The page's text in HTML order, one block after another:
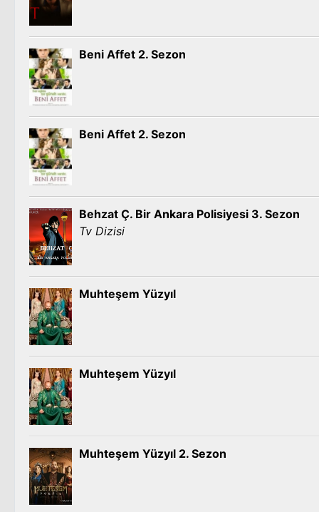
Beni Affet 2. Sezon
Beni Affet 2. Sezon
Behzat Ç. Bir Ankara Polisiyesi 3. Sezon
Tv Dizisi
Muhteşem Yüzyıl
Muhteşem Yüzyıl
Muhteşem Yüzyıl 2. Sezon